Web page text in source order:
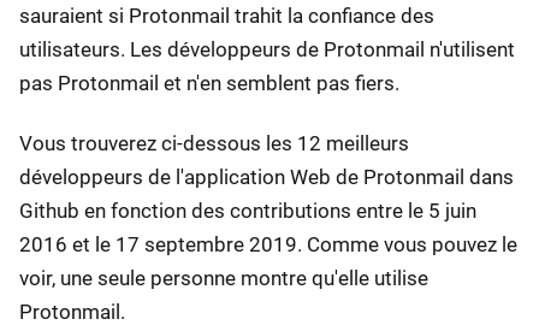
sauraient si Protonmail trahit la confiance des
utilisateurs. Les développeurs de Protonmail n'utilisent
pas Protonmail et n'en semblent pas fiers.
Vous trouverez ci-dessous les 12 meilleurs
développeurs de l'application Web de Protonmail dans
Github en fonction des contributions entre le 5 juin
2016 et le 17 septembre 2019. Comme vous pouvez le
voir, une seule personne montre qu'elle utilise
Protonmail.